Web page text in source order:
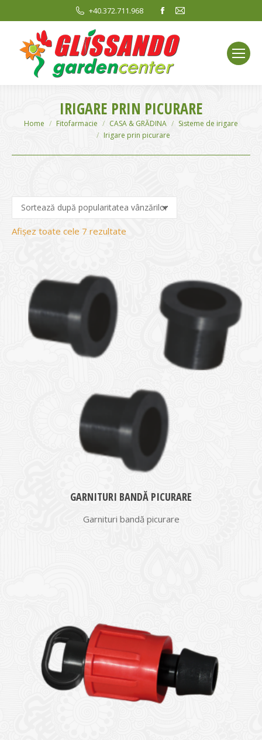
+40.372.711.968
Facebook
opens
in
new
window
Mail
window
IRIGARE PRIN PICURARE
You are here:
Home Fitofarmacie CASA & GRĂDINA
Sisteme de irigare
Irigare prin picurare
Afișez toate cele 7 rezultate
GARNITURI BANDĂ PICURARE
Garnituri bandă picurare